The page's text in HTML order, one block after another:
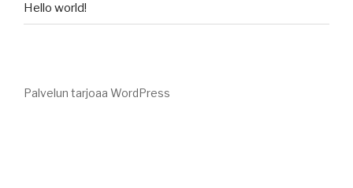
Hello world!
Palvelun tarjoaa WordPress